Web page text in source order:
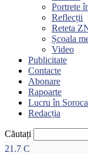
Portrete
Reflecții
Reteta
Școala
Video
Publicitate
Contacte
Abonare
Rapoarte
Lucru în Soroca
Redacția
Căutați
21.7 C